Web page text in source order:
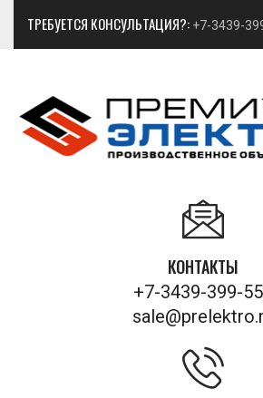
ТРЕБУЕТСЯ КОНСУЛЬТАЦИЯ?: +7-3439-
КОНТАКТЫ
+7-3439-399-